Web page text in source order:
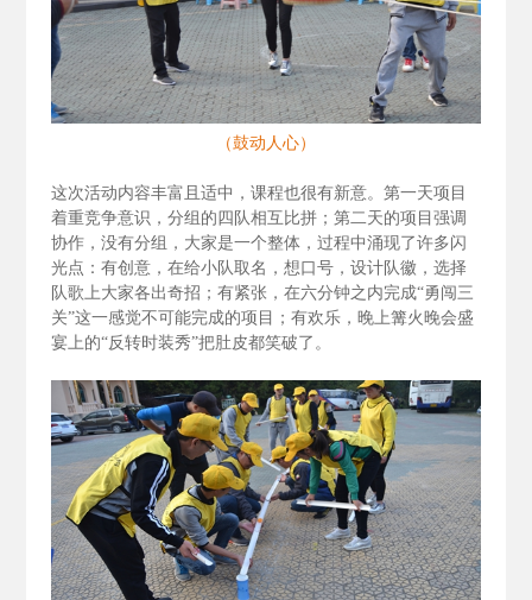
（鼓动人心）
这次活动内容丰富且适中，课程也很有新意。第一天项目
着重竞争意识，分组的四队相互比拼；第二天的项目强调
协作，没有分组，大家是一个整体，过程中涌现了许多闪
光点：有创意，在给小队取名，想口号，设计队徽，选择
队歌上大家各出奇招；有紧张，在六分钟之内完成“勇闯三
关”这一感觉不可能完成的项目；有欢乐，晚上篝火晚会盛
宴上的“反转时装秀”把肚皮都笑破了。